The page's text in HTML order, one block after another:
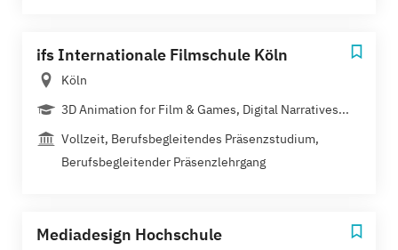
ifs Internationale Filmschule Köln
Köln
3D Animation for Film & Games, Digital Narratives...
Vollzeit, Berufsbegleitendes Präsenzstudium,
Berufsbegleitender Präsenzlehrgang
Mediadesign Hochschule